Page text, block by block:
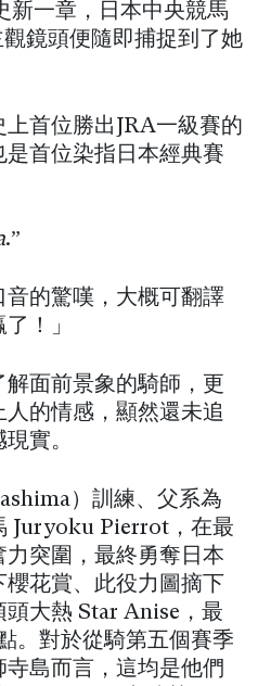
新一章，日本中央競馬
鏡頭便隨即捕捉到了她
首位勝出JRA一級賽的
首位染指日本經典賽
.”
的驚嘆，大概可翻譯
！」
面前景象的騎師，更
的情感，顯然還未追
實。
）訓練、父系為
Juryoku Pierrot，在最
突圍，最終勇奪日本
花賞、此役力圖摘下
大熱 Star Anise，最
。對於從騎第五個賽季
島而言，這均是他們